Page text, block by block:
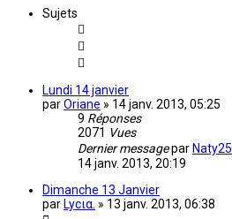
Sujets
Lundi 14 janvier
parOriane » 14 janv. 2013, 05:25
9 Réponses
2071 Vues
Dernier messagepar Naty25
14 janv. 2013, 20:19
Dimanche 13 Janvier
par Lycια. » 13 janv. 2013, 06:38